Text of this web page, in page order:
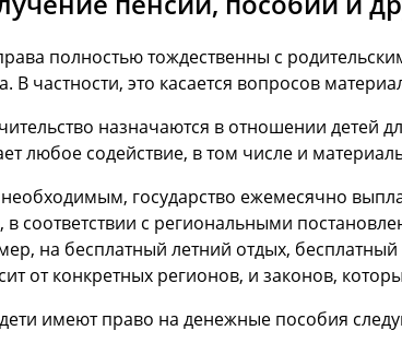
полностью тождественны с
В частности, это касается вопросов
назначаются в отношении детей
любое содействие, в том числе и
государство ежемесячно
соответствии с региональными
на бесплатный летний отдых,
от конкретных регионов, и законов,
имеют право на денежные пособия